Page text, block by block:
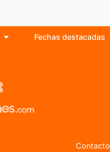
Fechas destacadas
Contacto